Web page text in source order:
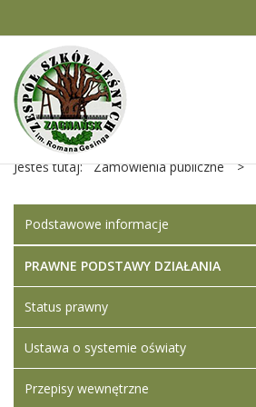
Jesteś tutaj: Zamówienia publiczne >
Podstawowe informacje
PRAWNE PODSTAWY DZIAŁANIA
Status prawny
Ustawa o systemie oświaty
Przepisy wewnętrzne